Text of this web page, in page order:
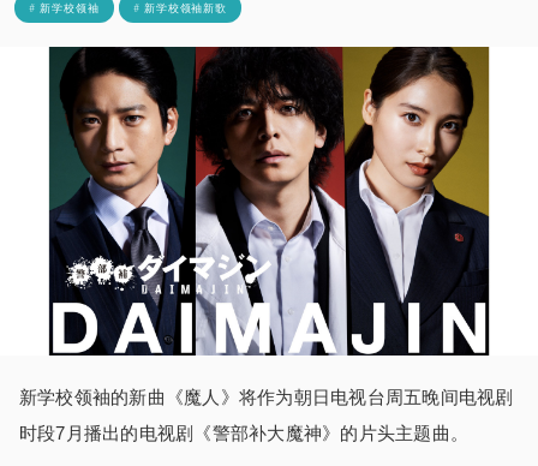
# 新学校领袖 # 新学校领袖新歌
新学校领袖的新曲《魔人》将作为朝日电视台周五晚间电视剧
时段7月播出的电视剧《警部补大魔神》的片头主题曲。